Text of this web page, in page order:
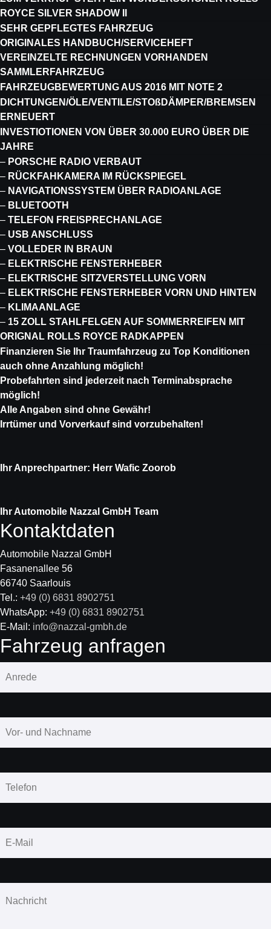
ROYCE SILVER SHADOW II
SEHR GEPFLEGTES FAHRZEUG
ORIGINALES HANDBUCH/SERVICEHEFT
VEREINZELTE RECHNUNGEN VORHANDEN
SAMMLERFAHRZEUG
FAHRZEUGBEWERTUNG AUS 2016 MIT NOTE 2
DICHTUNGEN/ÖLE/VENTILE/STOßDÄMPER/BREMSEN
ERNEUERT
INVESTIOTIONEN VON ÜBER 30.000 EURO ÜBER DIE
JAHRE
– PORSCHE RADIO VERBAUT
– RÜCKFAHKAMERA IM RÜCKSPIEGEL
– NAVIGATIONSSYSTEM ÜBER RADIOANLAGE
– BLUETOOTH
– TELEFON FREISPRECHANLAGE
– USB ANSCHLUSS
– VOLLEDER IN BRAUN
– ELEKTRISCHE FENSTERHEBER
– ELEKTRISCHE SITZVERSTELLUNG VORN
– ELEKTRISCHE FENSTERHEBER VORN UND HINTEN
– KLIMAANLAGE
– 15 ZOLL STAHLFELGEN AUF SOMMERREIFEN MIT
ORIGNAL ROLLS ROYCE RADKAPPEN
Finanzieren Sie Ihr Traumfahrzeug zu Top Konditionen
auch ohne Anzahlung möglich!
Probefahrten sind jederzeit nach Terminabsprache
möglich!
Alle Angaben sind ohne Gewähr!
Irrtümer und Vorverkauf sind vorzubehalten!
Ihr Anprechpartner: Herr Wafic Zoorob
Ihr Automobile Nazzal GmbH Team
Kontaktdaten
Automobile Nazzal GmbH
Fasanenallee 56
66740 Saarlouis
Tel.: +49 (0) 6831 8902751
WhatsApp: +49 (0) 6831 8902751
E-Mail: info@nazzal-gmbh.de
Fahrzeug anfragen